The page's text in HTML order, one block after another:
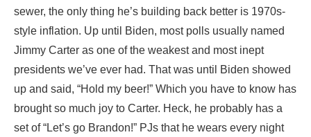
sewer, the only thing he’s building back better is 1970s-
style inflation. Up until Biden, most polls usually named
Jimmy Carter as one of the weakest and most inept
presidents we’ve ever had. That was until Biden showed
up and said, “Hold my beer!” Which you have to know has
brought so much joy to Carter. Heck, he probably has a
set of “Let’s go Brandon!” PJs that he wears every night